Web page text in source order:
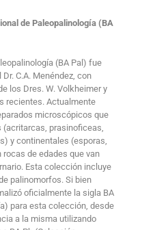
de Paleopalinología (BA
(BA Pal) fue
C.A. Menéndez, con
los Dres. W. Volkheimer y
recientes. Actualmente
microscópicos que
prasinoficeas,
y continentales (esporas,
de edades que van
Esta colección incluye
palinomorfos. Si bien
oficialmente la sigla BA
para esta colección, desde
a la misma utilizando